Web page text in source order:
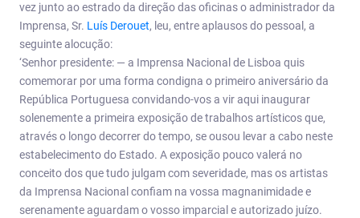
vez junto ao estrado da direção das oficinas o administrador da
Imprensa, Sr. Luís Derouet, leu, entre aplausos do pessoal, a
seguinte alocução:
‘Senhor presidente: — a Imprensa Nacional de Lisboa quis
comemorar por uma forma condigna o primeiro aniversário da
República Portuguesa convidando-vos a vir aqui inaugurar
solenemente a primeira exposição de trabalhos artísticos que,
através o longo decorrer do tempo, se ousou levar a cabo neste
estabelecimento do Estado. A exposição pouco valerá no
conceito dos que tudo julgam com severidade, mas os artistas
da Imprensa Nacional confiam na vossa magnanimidade e
serenamente aguardam o vosso imparcial e autorizado juízo.